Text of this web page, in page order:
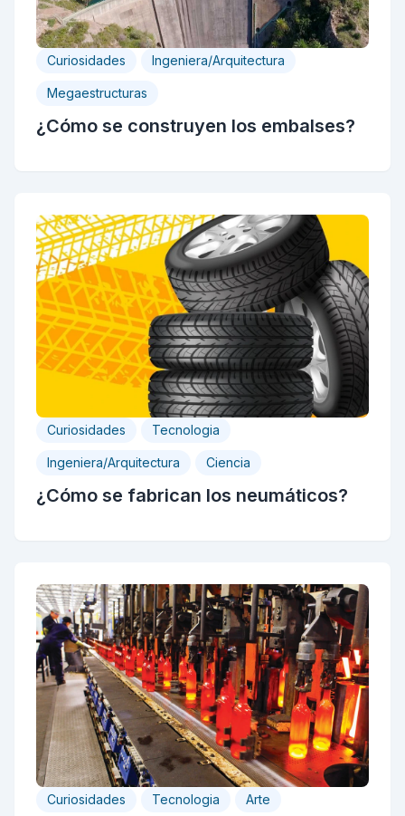
Curiosidades Ingeniera/Arquitectura
Megaestructuras
¿Cómo se construyen los embalses?
Curiosidades Tecnologia
Ingeniera/Arquitectura Ciencia
¿Cómo se fabrican los neumáticos?
Curiosidades Tecnologia Arte